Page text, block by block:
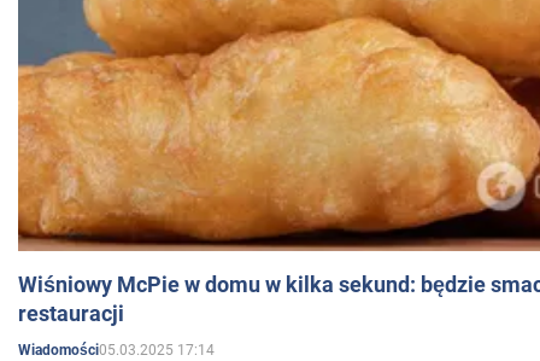
Wiśniowy McPie w domu w kilka sekund: będzie
restauracji
Wiadomości05.03.2025 17:14